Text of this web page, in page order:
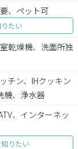
、ペット可
たい
乾燥機、洗面所独
チン、IHクッキン
機、浄水器
、インターネッ
りたい